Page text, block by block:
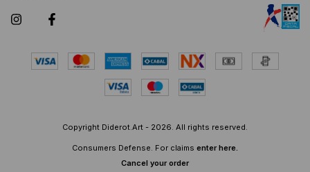
Copyright Diderot.Art - 2026. All rights reserved.
Consumers Defense. For claims enter here.
Cancel your order